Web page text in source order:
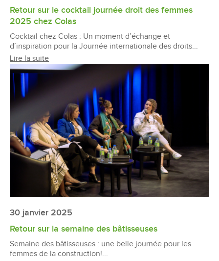
Retour sur le cocktail journée droit des femmes
2025 chez Colas
Cocktail chez Colas : Un moment d’échange et
d’inspiration pour la Journée internationale des droits...
Lire la suite
30 janvier 2025
Retour sur la semaine des bâtisseuses
Semaine des bâtisseuses : une belle journée pour les
femmes de la construction!...